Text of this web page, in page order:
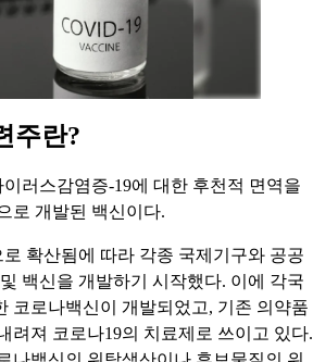
주란?
러스감염증-19에 대한 후천적 면역을
로 개발된 백신이다.
확산됨에 따라 각종 국제기구와 공공
백신을 개발하기 시작했다. 이에 각국
코로나백신이 개발되었고, 기존 의약품
려져 코로나19의 치료제로 쓰이고 있다.